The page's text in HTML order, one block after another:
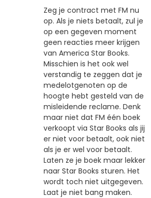
Zeg je contract met FM nu
op. Als je niets betaalt, zul je
op een gegeven moment
geen reacties meer krijgen
van America Star Books.
Misschien is het ook wel
verstandig te zeggen dat je
medelotgenoten op de
hoogte hebt gesteld van de
misleidende reclame. Denk
maar niet dat FM één boek
verkoopt via Star Books als jij
er niet voor betaalt, ook niet
als je er wel voor betaalt.
Laten ze je boek maar lekker
naar Star Books sturen. Het
wordt toch niet uitgegeven.
Laat je niet bang maken.